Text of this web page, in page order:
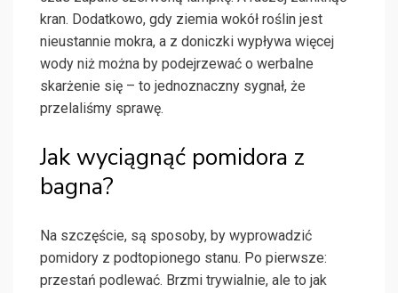
kran. Dodatkowo, gdy ziemia wokół roślin jest
nieustannie mokra, a z doniczki wypływa więcej
wody niż można by podejrzewać o werbalne
skarżenie się – to jednoznaczny sygnał, że
przelaliśmy sprawę.
Jak wyciągnąć pomidora z
bagna?
Na szczęście, są sposoby, by wyprowadzić
pomidory z podtopionego stanu. Po pierwsze:
przestań podlewać. Brzmi trywialnie, ale to jak